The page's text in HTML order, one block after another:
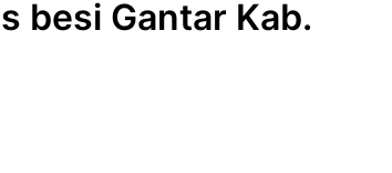
besi Gantar Kab.